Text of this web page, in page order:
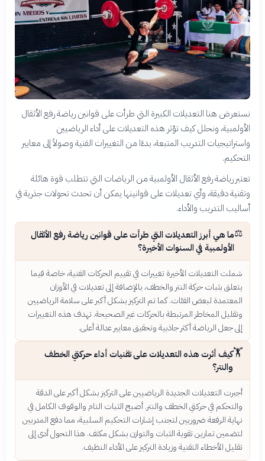
نستعرض هنا التعديلات الكبيرة التي طرأت على قوانين رياضة رفع الأثقال
الأولمبية، ونحلل كيف تؤثر هذه التعديلات على أداء الرياضيين
واستراتيجيات التدريب المتبعة، بدءًا من التغييرات الفنية وصولاً إلى معايير
التحكيم.
تعتبر رياضة رفع الأثقال الأولمبية من الرياضات التي تتطلب قوة هائلة
وتقنية دقيقة، وأي تعديلات على قوانينها يمكن أن تحدث تحولات جذرية في
أساليب التدريب والأداء.
⚖️ما هي أبرز التعديلات التي طرأت على قوانين رياضة رفع الأثقال
الأولمبية في السنوات الأخيرة؟
شملت التعديلات الأخيرة تغييرات في تقييم الحركات الفنية، خاصة فيما
يتعلق بثبات حركة النتر والخطف، بالإضافة إلى تعديلات في الأوزان
المعتمدة لبعض الفئات. كما تم التركيز بشكل أكبر على سلامة الرياضيين
وتقليل المخاطر المرتبطة بالحركات غير الصحيحة. تهدف هذه التغييرات
إلى جعل الرياضة أكثر جاذبية وتحقيق معايير عدالة أعلى.
🏋️كيف أثرت هذه التعديلات على تقنيات أداء حركتي الخطف
والنتر؟
أجبرت التعديلات الجديدة الرياضيين على التركيز بشكل أكبر على الدقة
والتحكم في حركتي الخطف والنتر. أصبح الثبات التام والوقوف الكامل في
نهاية الرفعة ضروريين لتجنب إشارات التحكيم السلبية، مما دفع المدربين
لتضمين تمارين تقوية الثبات والتوازن بشكل مكثف. هذا التحول أدى إلى
تقليل الأخطاء التقنية وزيادة التركيز على الأداء النظيف.